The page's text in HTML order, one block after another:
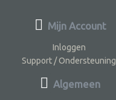
Mijn Account
Inloggen
Support / Ondersteuning
Algemeen